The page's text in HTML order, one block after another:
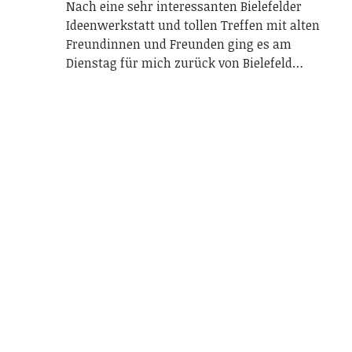
Nach eine sehr interessanten Bielefelder
Ideenwerkstatt und tollen Treffen mit alten
Freundinnen und Freunden ging es am
Dienstag für mich zurück von Bielefeld…